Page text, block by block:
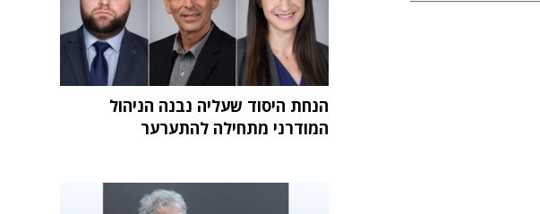
הנחת היסוד שעליה נבנה הניהול
המודרני מתחילה להתערער